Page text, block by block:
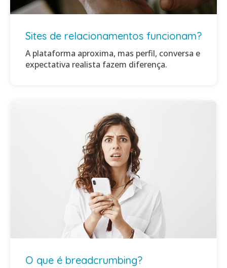
Sites de relacionamentos funcionam?
A plataforma aproxima, mas perfil, conversa e
expectativa realista fazem diferença.
O que é breadcrumbing?